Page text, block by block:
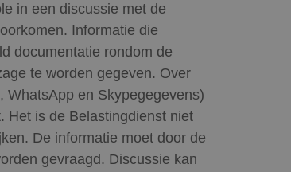
in een discussie met de
Informatie die
documentatie rondom de
te worden gegeven. Over
WhatsApp en Skypegegevens)
Het is de Belastingdienst niet
De informatie moet door de
gevraagd. Discussie kan